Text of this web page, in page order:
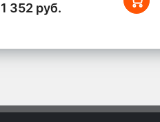
1 352 руб.